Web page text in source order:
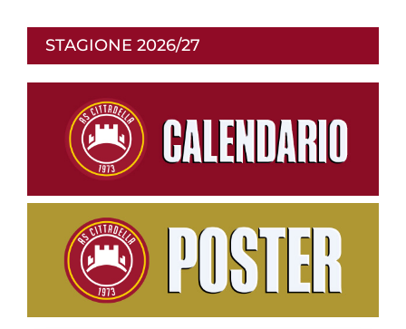
STAGIONE 2026/27